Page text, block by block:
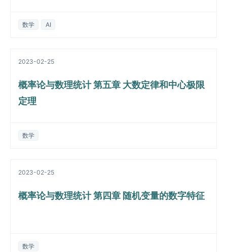
数学 AI
2023-02-25
概率论与数理统计 第五章 大数定律和中心极限
定理
数学
2023-02-25
概率论与数理统计 第四章 随机变量的数字特征
数学